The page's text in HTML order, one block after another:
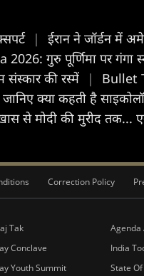
| ईरान ने जॉर्डन में
गुरु पूर्णिमा पर गंगा
संस्कार की रस्में |
Bullet
क्या कहती है
से मोदी की मुरीद तक...
Correction Policy
Tak
Agenda
Conclave
India
Youth Summit
State